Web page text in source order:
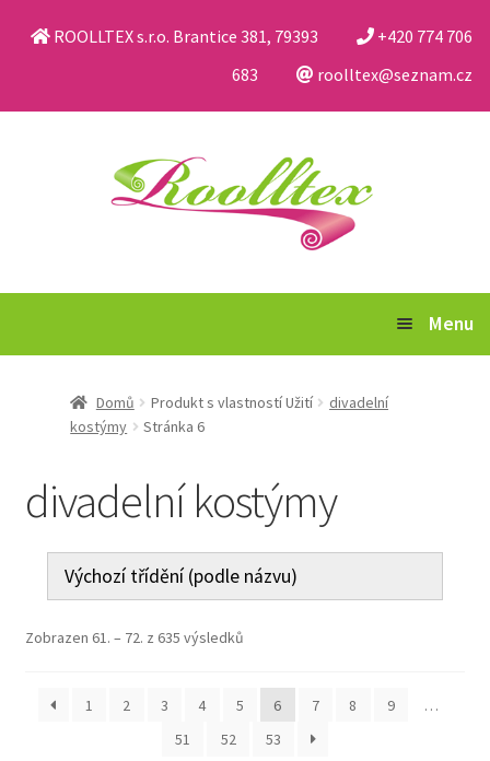
ROOLLTEX s.r.o. Brantice 381, 79393
+420 774 706
683
roolltex@seznam.cz
Menu
Obchodní podmínky a reklamační řád
Jak nakupovat
Aktuality
Domů Produkt s vlastností Užití
divadelní
kostýmy
Stránka 6
divadelní kostýmy
Zobrazen 61. – 72. z 635 výsledků
1 2 3 4 5 6 7 8 9
…
51
52 53